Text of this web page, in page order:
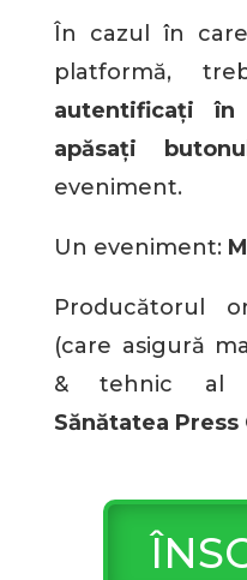
În cazul în
platformă,
autentificați
apăsați
eveniment.
Un eveniment:
Producătorul
(care asigură
& tehnic al
Sănătatea Press